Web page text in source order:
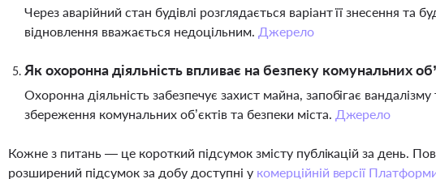
Через аварійний стан будівлі розглядається варіант її знесення та
відновлення вважається недоцільним. Джерело
Як охоронна діяльність впливає на безпеку комунальних
Охоронна діяльність забезпечує захист майна, запобігає
збереження комунальних об’єктів та безпеки міста. Джерело
Кожне з питань — це короткий підсумок змісту публікацій за день.
розширений підсумок за добу доступні у комерційній версії